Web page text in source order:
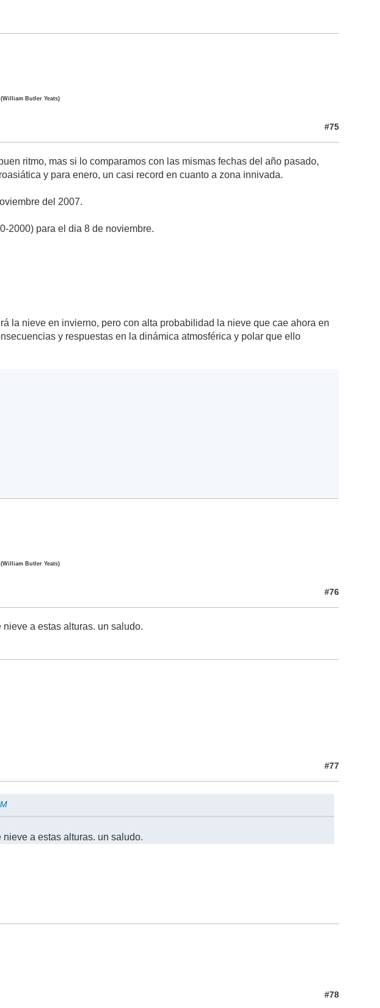
Butler Yeats)
#75
ritmo, mas si lo comparamos con las mismas fechas del año pasado,
y para enero, un casi record en cuanto a zona innivada.
del 2007.
2000) para el dia 8 de noviembre.
la nieve en invierno, pero con alta probabilidad la nieve que cae ahora en
y respuestas en la dinámica atmosférica y polar que ello
Butler Yeats)
#76
a estas alturas. un saludo.
#77
a estas alturas. un saludo.
#78